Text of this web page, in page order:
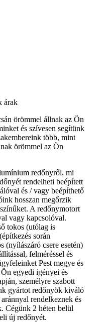
árak
örömmel állnak az Ön
és szívesen segítünk
több, mint
örömmel az Ön
redőnyről, mi
rendelheti beépített
és / vagy beépíthető
hosszan megőrzik
A redőnymotort
vagy kapcsolóval.
tokos (utólag is
során
(nyílászáró csere esetén)
felméréssel és
Pest megye és
egyedi igényei és
személyre szabott
gyártot redőnyök kiváló
rendelkeznek és
Cégünk 2 héten belül
új redőnyét.